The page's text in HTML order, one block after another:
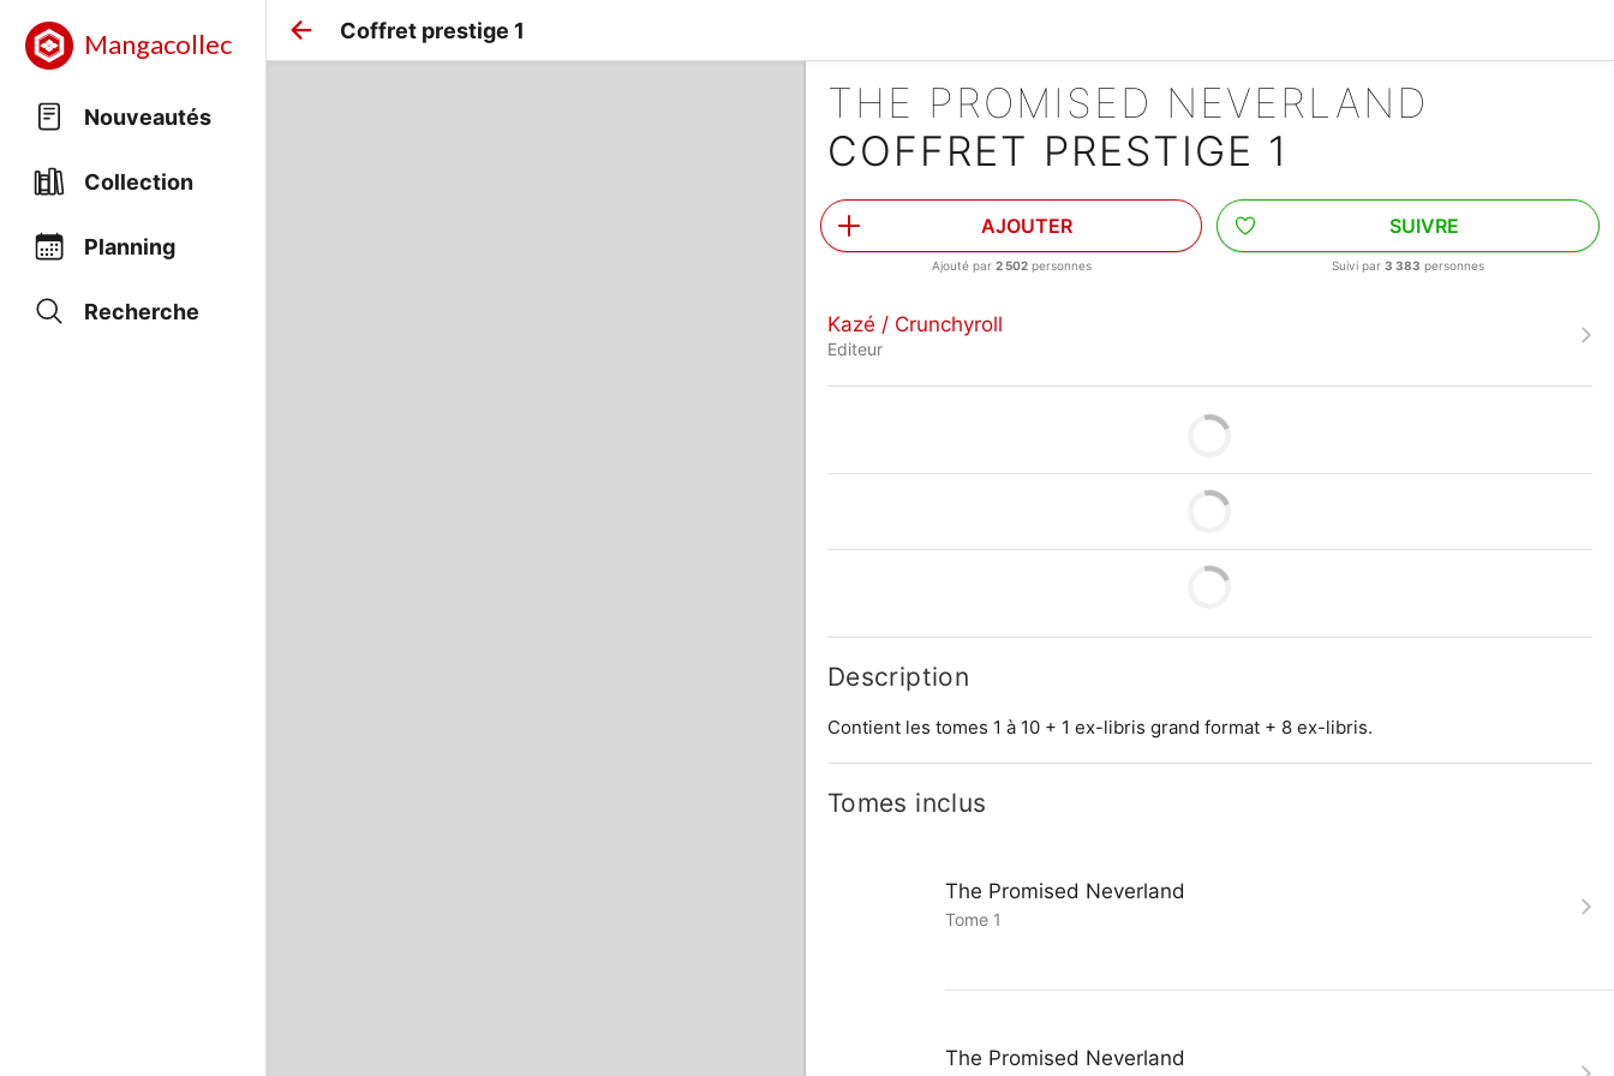
Mangacollec
Nouveautés
Collection
Planning
Recherche
Coffret prestige 1
THE PROMISED NEVERLAND
COFFRET PRESTIGE 1
AJOUTER
Ajouté par 2 502personnes
SUIVRE
Suivi par3 383 personnes
Kazé / Crunchyroll
Editeur
Description
Contient les tomes 1 à 10 + 1 ex-libris grand format + 8 ex-libris.
Tomes inclus
The Promised Neverland
Tome 1
The Promised Neverland